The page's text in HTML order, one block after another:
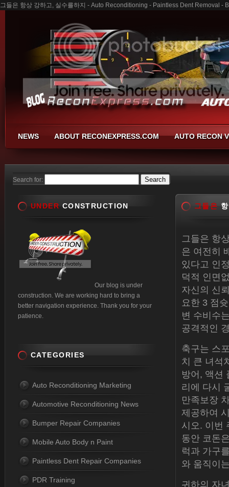
그들은 항상 강하고, 실수를하지 - Auto Reconditioning - Paintless Dent Removal -
NEWS ABOUT RECONEXPRESS.COM AUTO RECON
Search for:
그들은
그들은 항
은 여전히
있다고 인
덕적 인면
자신의 신
요한 3 점
변 수비수
공격적인
축구는 스
치 큰 녀석
방어, 액션
리에 다시
만족보장
제공하여
시오. 이번
동안 코돈
럭과 가구
와 움직이
귀하의 자
UNDER CONSTRUCTION
Our blog is under
construction. We are working hard to bring a
better navigation experience. Thank you for your
patience.
CATEGORIES
Auto Reconditioning Marketing
Automotive Reconditioning News
Bumper Repair Companies
Mobile Auto Body n Paint
Paintless Dent Repair Companies
PDR Training